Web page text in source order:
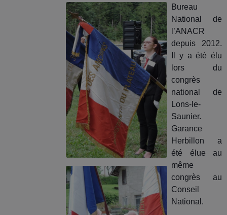
Bureau
National de
l’ANACR
depuis 2012.
Il y a été élu
lors du
congrès
national de
Lons-le-
Saunier.
Garance
Herbillon a
été élue au
même
congrès au
Conseil
National.